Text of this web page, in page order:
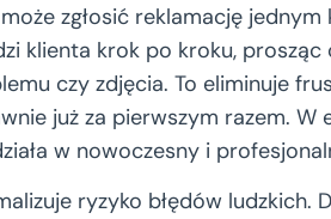
zgłosić reklamację jednym
klienta krok po kroku, prosząc
czy zdjęcia. To eliminuje
już za pierwszym razem. W
w nowoczesny i
ryzyko błędów ludzkich.